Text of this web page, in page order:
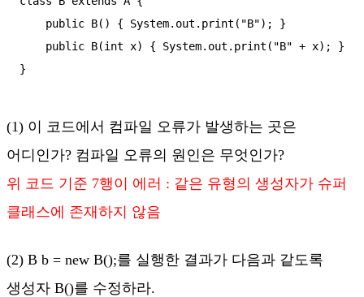
}
(1) 이 코드에서 컴파일 오류가 발생하는 곳은
어디인가? 컴파일 오류의 원인은 무엇인가?
위 코드 기준 7행이 에러 : 같은 유형의 생성자가 슈퍼
클래스에 존재하지 않음
(2) B b = new B();를 실행한 결과가 다음과 같도록
생성자 B()를 수정하라.